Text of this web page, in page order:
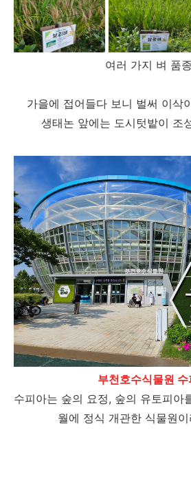
여러 가지 벼 품
가을에 접어들다 보니 벌써 이삭
생태논 앞에는 도시텃밭이 조
부천호수식물원
수피아는 숲의 요정, 숲의 유토피
월에 정식 개관한 식물원